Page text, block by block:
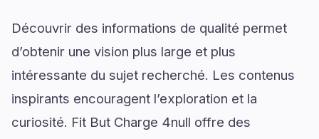
Découvrir des informations de qualité permet
d’obtenir une vision plus large et plus
intéressante du sujet recherché. Les contenus
inspirants encouragent l’exploration et la
curiosité. Fit But Charge 4null offre des